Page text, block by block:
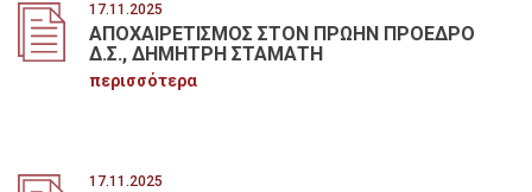
17.11.2025
ΑΠΟΧΑΙΡΕΤΙΣΜΟΣ ΣΤΟΝ ΠΡΩΗΝ ΠΡΟΕΔΡΟ
Δ.Σ., ΔΗΜΗΤΡΗ ΣΤΑΜΑΤΗ
περισσότερα
17.11.2025